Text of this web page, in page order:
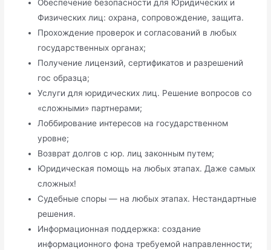
Обеспечение безопасности для Юридических и
Физических лиц: охрана, сопровождение, защита.
Прохождение проверок и согласований в любых
государственных органах;
Получение лицензий, сертификатов и разрешений
гос образца;
Услуги для юридических лиц. Решение вопросов со
«сложными» партнерами;
Лоббирование интересов на государственном
уровне;
Возврат долгов с юр. лиц законным путем;
Юридическая помощь на любых этапах. Даже самых
сложных!
Судебные споры — на любых этапах. Нестандартные
решения.
Информационная поддержка: создание
информационного фона требуемой направленности;